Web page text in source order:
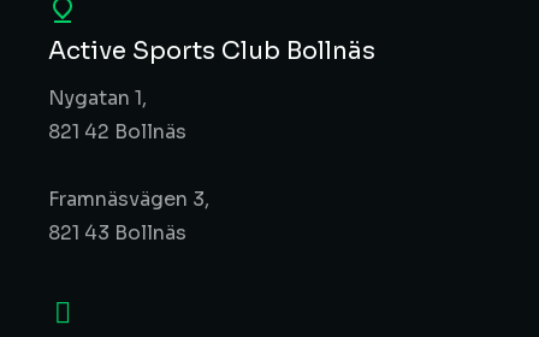
Active Sports Club Bollnäs
Nygatan 1,
821 42 Bollnäs
Framnäsvägen 3,
821 43 Bollnäs